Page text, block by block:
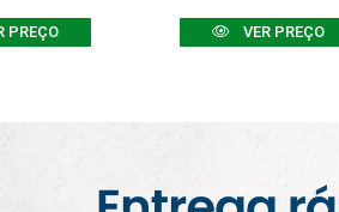
PREÇO VER PREÇO